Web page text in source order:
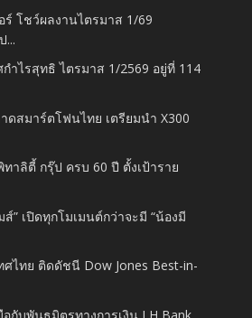
ร์ โชว์ผลงานไตรมาส 1/69
...
ำไรสุทธิ ไตรมาส 1/2569 อยู่ที่ 114
ดสมาร์ตโฟนไทย เตรียมนำ X300
าลิตี้ กรุ๊ป ครบ 60 ปี ตั้งเป้าราย
ส์” เปิดทุกโมเมนต์กว่าจะมี “น้องมี
ศไทย ติดดัชนี Dow Jones Best-in-